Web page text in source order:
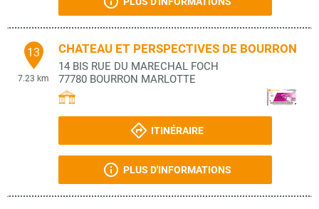
13
7.23 km
CHATEAU ET PERSPECTIVES DE BOURRON
14 BIS RUE DU MARECHAL FOCH
77780 BOURRON MARLOTTE
ITINÉRAIRE
PLUS D'INFORMATIONS